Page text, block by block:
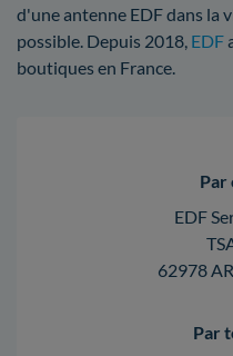
d'une antenne EDF dans la
possible. Depuis 2018, EDF
boutiques en France.
EDF
62978
Par